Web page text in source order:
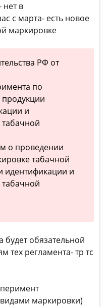
нет в
с марта- есть новое
маркировке
РФ от
по
и
о проведении
табачной
идентификации и
будет обязательной
тех регламента- тр тс
маркировки)